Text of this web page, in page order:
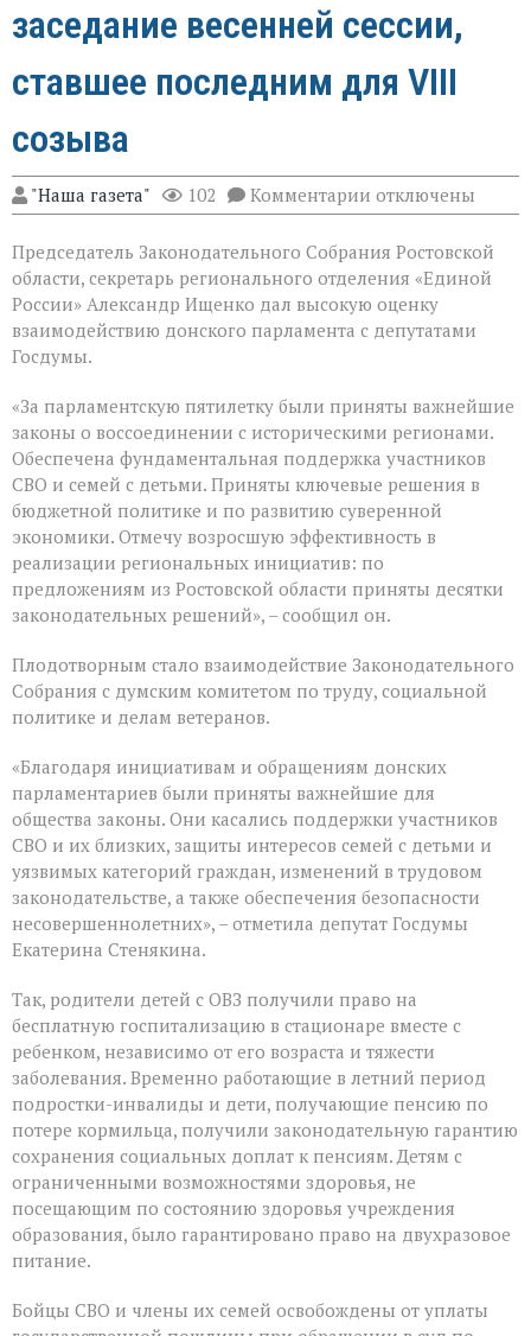
заседание весенней сессии,
ставшее последним для VIII
созыва
"Наша газета" 102 Комментарии к
записи
Государственной
Думе
состоялось
заключительное
сессии,
ставшее
последним
для
VIII
созыва
отключены
Председатель Законодательного Собрания Ростовской
области, секретарь регионального отделения «Единой
России» Александр Ищенко дал высокую оценку
взаимодействию донского парламента с депутатами
Госдумы.
«За парламентскую пятилетку были приняты важнейшие
законы о воссоединении с историческими регионами.
Обеспечена фундаментальная поддержка участников
СВО и семей с детьми. Приняты ключевые решения в
бюджетной политике и по развитию суверенной
экономики. Отмечу возросшую эффективность в
реализации региональных инициатив: по
предложениям из Ростовской области приняты десятки
законодательных решений», – сообщил он.
Плодотворным стало взаимодействие Законодательного
Собрания с думским комитетом по труду, социальной
политике и делам ветеранов.
«Благодаря инициативам и обращениям донских
парламентариев были приняты важнейшие для
общества законы. Они касались поддержки участников
СВО и их близких, защиты интересов семей с детьми и
уязвимых категорий граждан, изменений в трудовом
законодательстве, а также обеспечения безопасности
несовершеннолетних», – отметила депутат Госдумы
Екатерина Стенякина.
Так, родители детей с ОВЗ получили право на
бесплатную госпитализацию в стационаре вместе с
ребенком, независимо от его возраста и тяжести
заболевания. Временно работающие в летний период
подростки-инвалиды и дети, получающие пенсию по
потере кормильца, получили законодательную гарантию
сохранения социальных доплат к пенсиям. Детям с
ограниченными возможностями здоровья, не
посещающим по состоянию здоровья учреждения
образования, было гарантировано право на двухразовое
питание.
Бойцы СВО и члены их семей освобождены от уплаты